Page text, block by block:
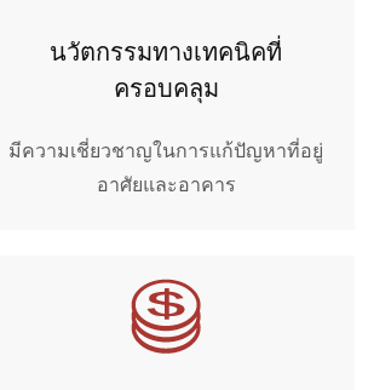
นวัตกรรมทางเทคนิคที่
ครอบคลุม
มีความเชี่ยวชาญในการแก้ปัญหาที่อยู่
อาศัยและอาคาร